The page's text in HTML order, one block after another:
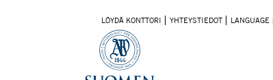
LÖYDÄ KONTTORI YHTEYSTIEDOT LANGUAGE